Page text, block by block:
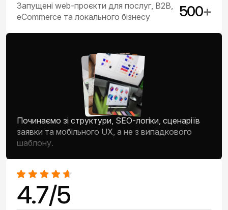
Запущені web-проєкти для послуг, B2B,
eCommerce та локального бізнесу
500+
Починаємо зі структури, SEO-логіки, сценаріїв
заявки та мобільного UX, а не з випадкового
шаблону.
4.7/5